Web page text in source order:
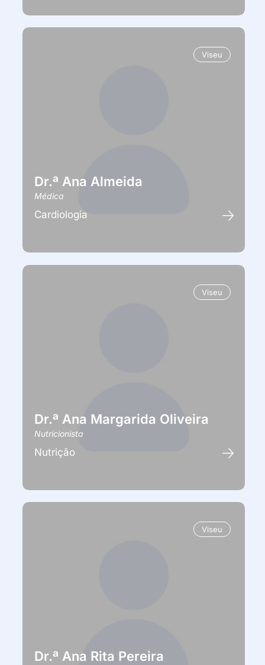
Viseu
Dr.ª Ana Almeida
Médica
Cardiologia
Viseu
Dr.ª Ana Margarida Oliveira
Nutricionista
Nutrição
Viseu
Dr.ª Ana Rita Pereira